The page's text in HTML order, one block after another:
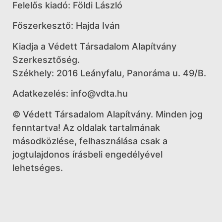
Felelős kiadó: Földi László
Főszerkesztő: Hajda Iván
Kiadja a Védett Társadalom Alapítvány
Szerkesztőség.
Székhely: 2016 Leányfalu, Panoráma u. 49/B.
Adatkezelés: info@vdta.hu
© Védett Társadalom Alapítvány. Minden jog
fenntartva! Az oldalak tartalmának
másodközlése, felhasználása csak a
jogtulajdonos írásbeli engedélyével
lehetséges.